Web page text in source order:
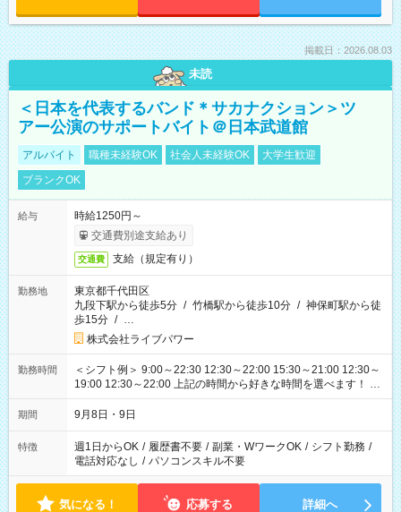
掲載日：2026.08.03
未読
＜日本を代表するバンド＊サカナクション＞ツ
アー公演のサポートバイト＠日本武道館
アルバイト 職種未経験OK 社会人未経験OK
大学生歓迎
ブランクOK
給与
時給1250円～
交通費別途支給あり
交通費 支給（規定有り）
勤務地
東京都千代田区
九段下駅から徒歩5分 / 竹橋駅から徒歩10分 / 神保町駅から徒
歩15分 / …
株式会社ライブパワー
勤務時間
＜シフト例＞ 9:00～22:30 12:30～22:00 15:30～21:00 12:30～
19:00 12:30～22:00 上記の時間から好きな時間を選べます！ ※
時間は変更となる可能性があります
期間 9月8日・9日
特徴 週1日からOK / 履歴書不要 / 副業・WワークOK / シフト勤務 /
電話対応なし / パソコンスキル不要
気になる！ 応募する 詳細へ